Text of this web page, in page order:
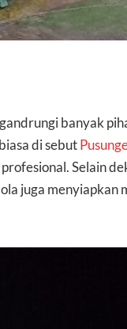
banyak
di sebut
Selain
juga menyiapkan